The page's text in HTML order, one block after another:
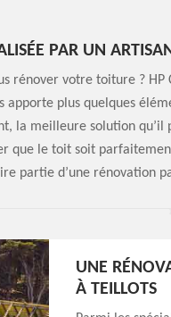
PAR UN
rénover votre toiture ?
plus quelques
la meilleure solution qu’il
que le toit soit
partie d’une rénovation
UNE
À TEILLOTS